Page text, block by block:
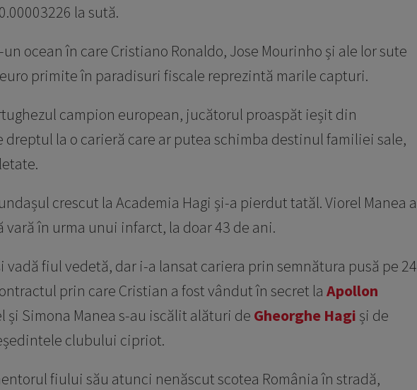
la sută.
ocean în care Cristiano Ronaldo, Jose Mourinho și ale lor sute
primite în paradisuri fiscale reprezintă marile capturi.
campion european, jucătorul proaspăt ieșit din
dreptul la o carieră care ar putea schimba destinul familiei sale,
crescut la Academia Hagi și-a pierdut tatăl. Viorel Manea a
vară în urma unui infarct, la doar 43 de ani.
vadă fiul vedetă, dar i-a lansat cariera prin semnătura pusă pe 24
prin care Cristian a fost vândut în secret la Apollon
și Simona Manea s-au iscălit alături de Gheorghe Hagi și de
clubului cipriot.
fiului său atunci nenăscut scotea România în stradă,